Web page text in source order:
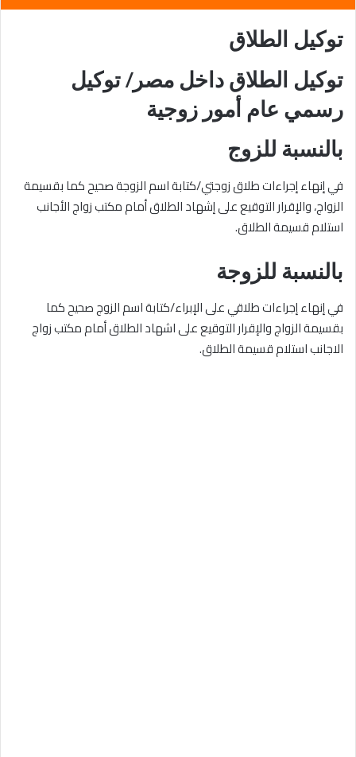
توكيل الطلاق
توكيل الطلاق داخل مصر/ توكيل
رسمي عام أمور زوجية
بالنسبة للزوج
في إنهاء إجراءات طلاق زوجتي/كتابة اسم الزوجة صحيح كما بقسيمة
الزواج، والإقرار التوقيع على إشهاد الطلاق أمام مكتب زواج الأجانب
استلام قسيمة الطلاق.
بالنسبة للزوجة
في إنهاء إجراءات طلاقي على الإبراء/كتابة اسم الزوج صحيح كما
بقسيمة الزواج والإقرار التوقيع على اشهاد الطلاق أمام مكتب زواج
الاجانب استلام قسيمة الطلاق.